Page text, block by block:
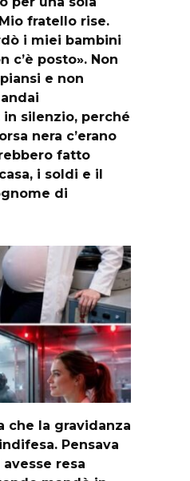
fratello rise.
i miei bambini
c’è posto». Non
e non
silenzio, perché
nera c’erano
fatto
i soldi e il
di
che la gravidanza
Pensava
resa